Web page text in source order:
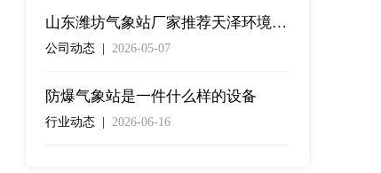
山东潍坊气象站厂家推荐天泽环境科技
公司动态 |2026-05-07
防爆气象站是一件什么样的设备
行业动态 |2026-06-16